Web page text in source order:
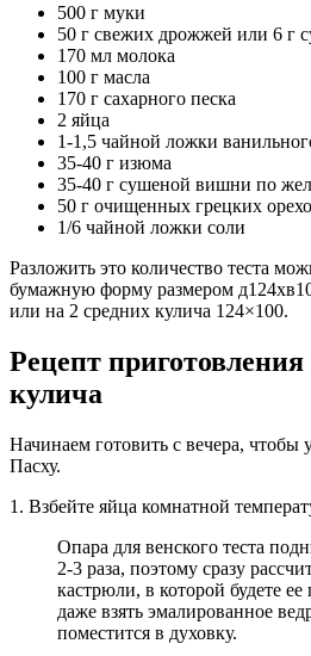
500 г муки
50 г свежих дрожжей или 6 г
170 мл молока
100 г масла
170 г сахарного песка
2 яйца
1-1,5 чайной ложки
35-40 г изюма
35-40 г сушеной вишни по
50 г очищенных грецких
1/6 чайной ложки соли
Разложить это количество теста
бумажную форму размером
или на 2 средних кулича 124×100.
Рецепт приготовления
кулича
Начинаем готовить с вечера, чтобы
Пасху.
1. Взбейте яйца комнатной
Опара для венского теста
2-3 раза, поэтому сразу
кастрюли, в которой будете
даже взять эмалированное
поместится в духовку.